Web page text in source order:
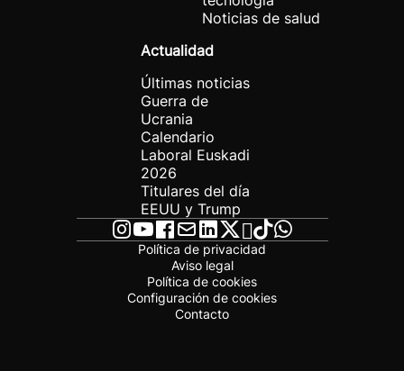
Noticias de salud
Actualidad
Últimas noticias
Guerra de
Ucrania
Calendario
Laboral Euskadi
2026
Titulares del día
EEUU y Trump
Política de privacidad
Aviso legal
Política de cookies
Configuración de cookies
Contacto